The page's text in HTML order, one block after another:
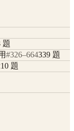
題
#326–664339 題
題